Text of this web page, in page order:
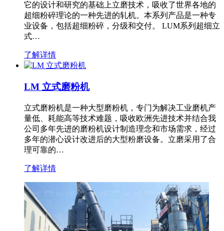
它的设计和研究的基础上立磨技术，吸收了世界各地的
超细粉碎理论的一种先进的轧机。本系列产品是一种专
业设备，包括超细粉碎，分级和交付。 LUM系列超细立
式…
了解详情
LM 立式磨粉机
立式磨粉机是一种大型磨粉机，专门为解决工业磨机产
量低、耗能高等技术难题，吸收欧洲先进技术并结合我
公司多年先进的磨粉机设计制造理念和市场需求，经过
多年的潜心设计改进后的大型粉磨设备。立磨采用了合
理可靠的…
了解详情